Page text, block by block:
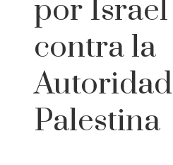
por Israel
contra la
Autoridad
Palestina